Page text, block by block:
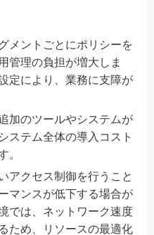
メントごとにポリシーを
管理の負担が増大しま
定により、業務に支障が
加のツールやシステムが
ステム全体の導入コスト
。
アクセス制御を行うこと
マンスが低下する場合が
では、ネットワーク速度
ため、リソースの最適化